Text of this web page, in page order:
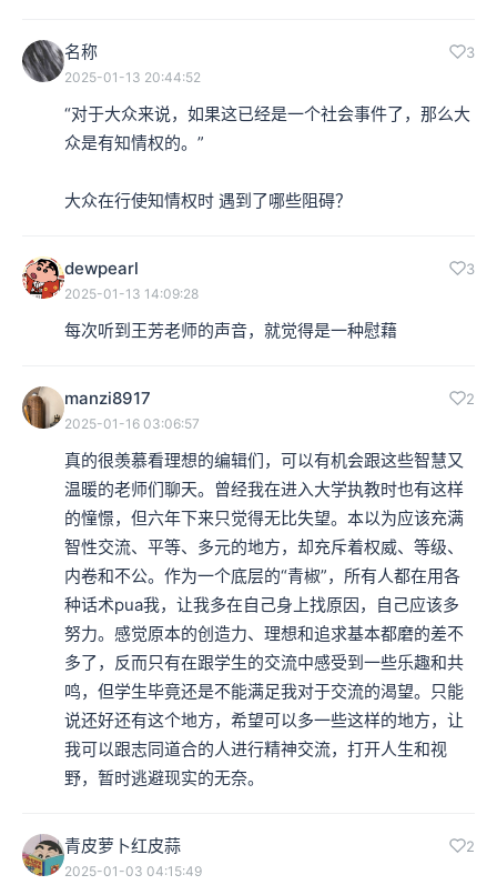
名称 3
2025-01-13 20:44:52
“对于大众来说，如果这已经是一个社会事件了，那么大
众是有知情权的。”
大众在行使知情权时 遇到了哪些阻碍？
dewpearl 3
2025-01-13 14:09:28
每次听到王芳老师的声音，就觉得是一种慰藉
manzi8917 2
2025-01-16 03:06:57
真的很羡慕看理想的编辑们，可以有机会跟这些智慧又
温暖的老师们聊天。曾经我在进入大学执教时也有这样
的憧憬，但六年下来只觉得无比失望。本以为应该充满
智性交流、平等、多元的地方，却充斥着权威、等级、
内卷和不公。作为一个底层的“青椒”，所有人都在用各
种话术pua我，让我多在自己身上找原因，自己应该多
努力。感觉原本的创造力、理想和追求基本都磨的差不
多了，反而只有在跟学生的交流中感受到一些乐趣和共
鸣，但学生毕竟还是不能满足我对于交流的渴望。只能
说还好还有这个地方，希望可以多一些这样的地方，让
我可以跟志同道合的人进行精神交流，打开人生和视
野，暂时逃避现实的无奈。
青皮萝卜红皮蒜 2
2025-01-03 04:15:49